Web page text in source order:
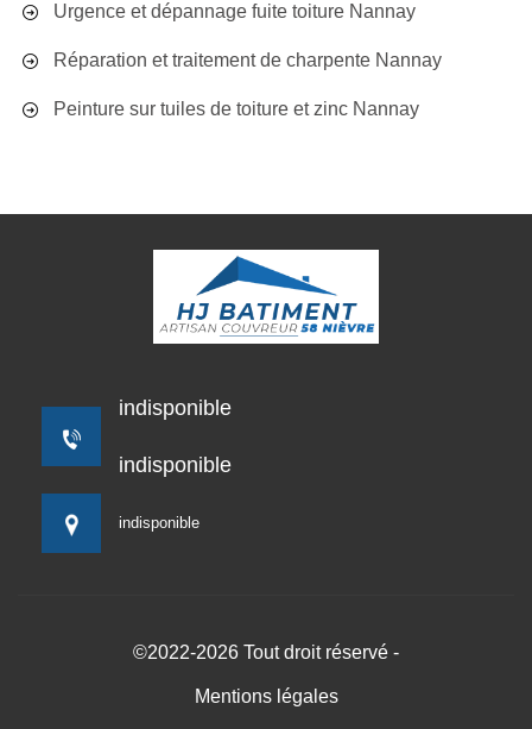
Urgence et dépannage fuite toiture Nannay
Réparation et traitement de charpente Nannay
Peinture sur tuiles de toiture et zinc Nannay
indisponible
indisponible
indisponible
©2022-2026 Tout droit réservé -
Mentions légales